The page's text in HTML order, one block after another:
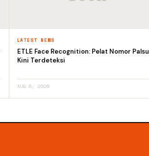
LATEST NEWS
ETLE Face Recognition: Pelat Nomor Palsu
Kini Terdeteksi
AUG 6, 2026